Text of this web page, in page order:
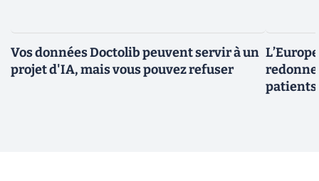
Vos données Doctolib peuvent servir à un
projet d'IA, mais vous pouvez refuser
patients